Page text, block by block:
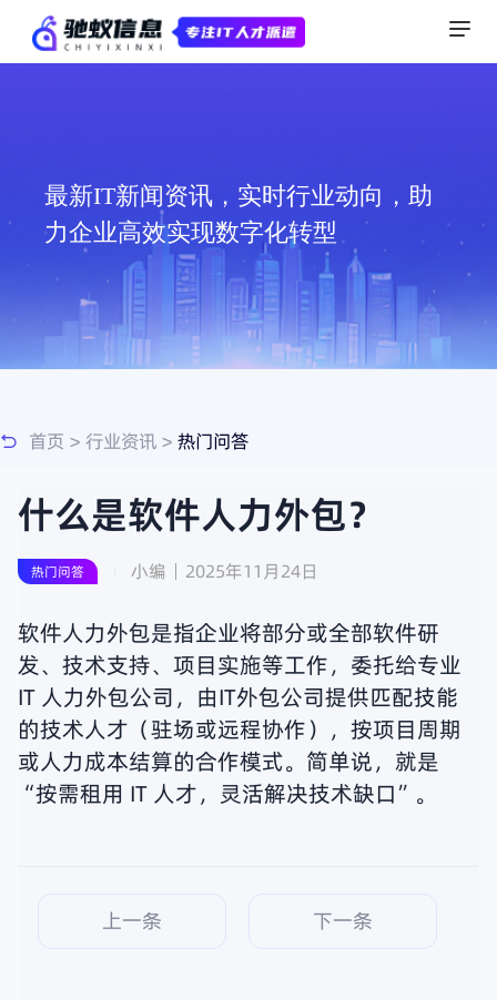
最新IT新闻资讯，实时行业动向，助
力企业高效实现数字化转型
首页 > 行业资讯 > 热门问答
什么是软件人力外包？
热门问答 小编 2025年11月24日
软件人力外包是指企业将部分或全部软件研
发、技术支持、项目实施等工作，委托给专业
IT 人力外包公司，由IT外包公司提供匹配技能
的技术人才（驻场或远程协作），按项目周期
或人力成本结算的合作模式。简单说，就是
“按需租用 IT 人才，灵活解决技术缺口”。
上一条 下一条